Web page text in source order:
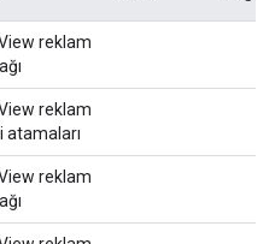
reklam
reklam
atamaları
reklam